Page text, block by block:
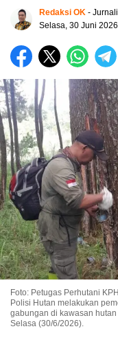
Redaksi OK -
Selasa, 30 Juni 2026
Foto: Petugas Perhutani
Polisi Hutan melakukan
gabungan di kawasan
Selasa (30/6/2026).